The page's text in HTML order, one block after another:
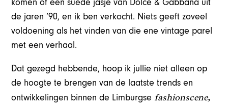
komen of een suède jasje van Dolce & Gabbana uit
de jaren ’90, en ik ben verkocht. Niets geeft zoveel
voldoening als het vinden van die ene vintage parel
met een verhaal.
Dat gezegd hebbende, hoop ik jullie niet alleen op
de hoogte te brengen van de laatste trends en
ontwikkelingen binnen de Limburgse fashionscene,